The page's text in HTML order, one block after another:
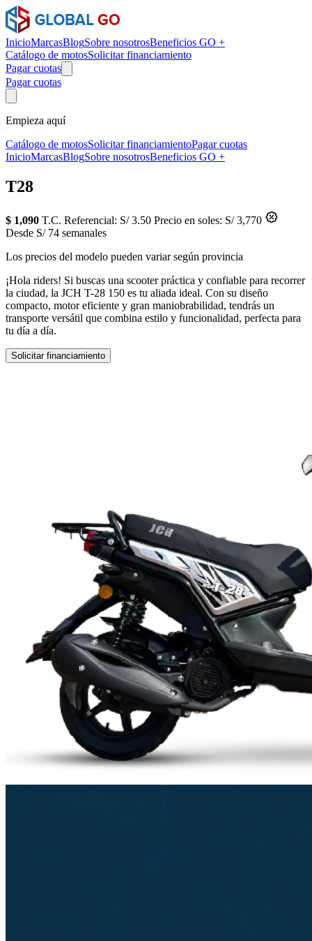
InicioMarcasBlogSobre nosotrosBeneficios GO +
Catálogo de motosSolicitar financiamiento
Pagar cuotas
Pagar cuotas
Empieza aquí
Catálogo de motosSolicitar financiamientoPagar cuotas
InicioMarcasBlogSobre nosotrosBeneficios GO +
T28
$ 1,090 T.C. Referencial: S/ 3.50 Precio en soles: S/ 3,770
Desde S/ 74 semanales
Los precios del modelo pueden variar según provincia
¡Hola riders! Si buscas una scooter práctica y confiable para recorrer
la ciudad, la JCH T-28 150 es tu aliada ideal. Con su diseño
compacto, motor eficiente y gran maniobrabilidad, tendrás un
transporte versátil que combina estilo y funcionalidad, perfecta para
tu día a día.
Solicitar financiamiento